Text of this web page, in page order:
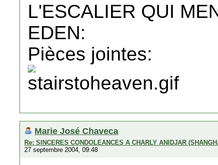
L'ESCALIER QUI
EDEN:
Pièces jointes:
Marie José Chaveca
Re: SINCERES CONDOLEANCES A CHARLY ANIDJAR
27 septembre 2004, 09:48